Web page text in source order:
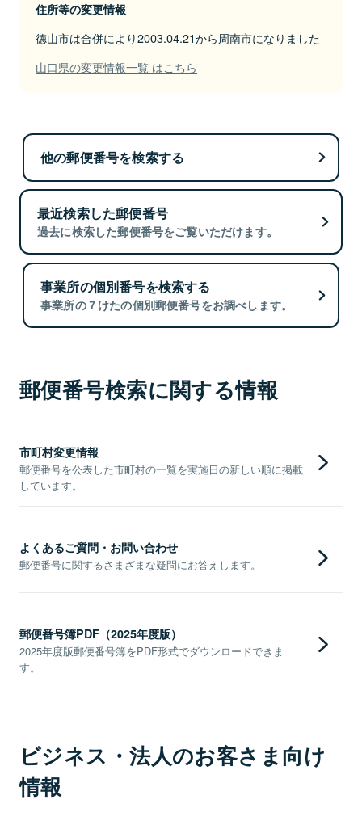
住所等の変更情報
徳山市は合併により2003.04.21から周南市になりました
山口県の変更情報一覧 はこちら
他の郵便番号を検索する
最近検索した郵便番号
過去に検索した郵便番号をご覧いただけます。
事業所の個別番号を検索する
事業所の７けたの個別郵便番号をお調べします。
郵便番号検索に関する情報
市町村変更情報
郵便番号を公表した市町村の一覧を実施日の新しい順に掲載
しています。
よくあるご質問・お問い合わせ
郵便番号に関するさまざまな疑問にお答えします。
郵便番号簿PDF（2025年度版）
2025年度版郵便番号簿をPDF形式でダウンロードできま
す。
ビジネス・法人のお客さま向け
情報